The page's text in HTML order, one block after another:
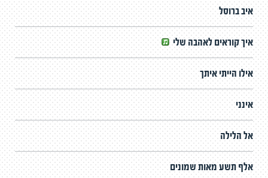
איב ברוסל
איך קוראים לאהבה שלי
אילו הייתי איתך
אינני
אל הלילה
אלף תשע מאות שמונים